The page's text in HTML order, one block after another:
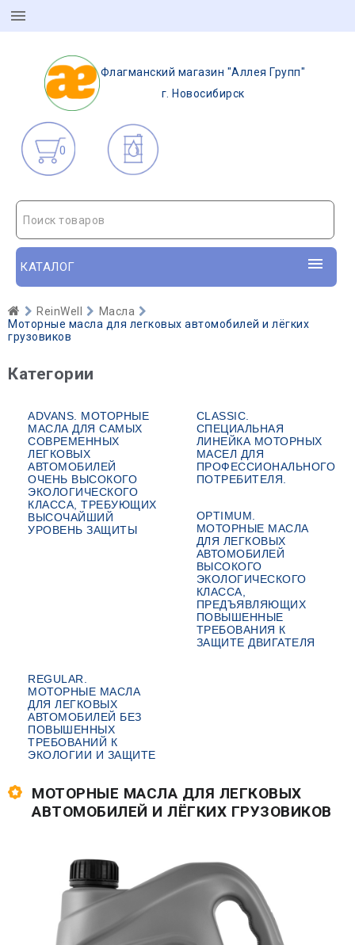
Флагманский магазин "Аллея Групп"
г. Новосибирск
0
Поиск товаров
КАТАЛОГ
ReinWell
Масла
Моторные масла для легковых автомобилей и лёгких
грузовиков
Категории
ADVANS. МОТОРНЫЕ
МАСЛА ДЛЯ САМЫХ
СОВРЕМЕННЫХ
ЛЕГКОВЫХ
АВТОМОБИЛЕЙ
ОЧЕНЬ ВЫСОКОГО
ЭКОЛОГИЧЕСКОГО
КЛАССА, ТРЕБУЮЩИХ
ВЫСОЧАЙШИЙ
УРОВЕНЬ ЗАЩИТЫ
CLASSIC.
СПЕЦИАЛЬНАЯ
ЛИНЕЙКА МОТОРНЫХ
МАСЕЛ ДЛЯ
ПРОФЕССИОНАЛЬНОГО
ПОТРЕБИТЕЛЯ.
OPTIMUM.
МОТОРНЫЕ МАСЛА
ДЛЯ ЛЕГКОВЫХ
АВТОМОБИЛЕЙ
ВЫСОКОГО
ЭКОЛОГИЧЕСКОГО
КЛАССА,
ПРЕДЪЯВЛЯЮЩИХ
ПОВЫШЕННЫЕ
ТРЕБОВАНИЯ К
ЗАЩИТЕ ДВИГАТЕЛЯ
REGULAR.
МОТОРНЫЕ МАСЛА
ДЛЯ ЛЕГКОВЫХ
АВТОМОБИЛЕЙ БЕЗ
ПОВЫШЕННЫХ
ТРЕБОВАНИЙ К
ЭКОЛОГИИ И ЗАЩИТЕ
МОТОРНЫЕ МАСЛА ДЛЯ ЛЕГКОВЫХ
АВТОМОБИЛЕЙ И ЛЁГКИХ ГРУЗОВИКОВ